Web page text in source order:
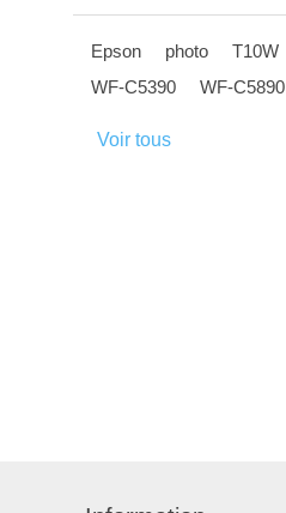
Epson photo
T10W
WF-C5390
WF-C5890
Voir tous